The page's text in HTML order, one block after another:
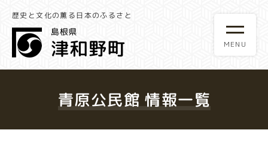
歴史と文化の薫る日本のふるさと
青原公民館 情報一覧